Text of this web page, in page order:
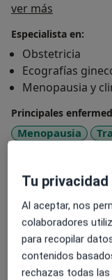
ver más
Especialista en:
Obstetricia
Ecografías
Menopausia y
Principales
Menopausia
Tipos de consulta
PresencialVer
Fotos y vídeos
Tu
Al aceptar, nos
colaboradores
para recopilar
contenidos
rechazas todas